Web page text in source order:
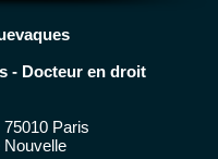
- Docteur en droit
75010 Paris
Nouvelle